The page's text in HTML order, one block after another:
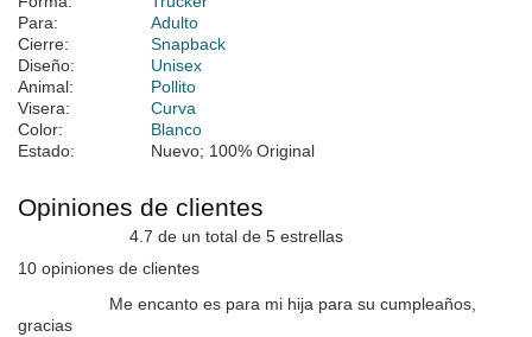
Para:
Adulto
Cierre:
Snapback
Diseño:
Unisex
Animal:
Pollito
Visera:
Curva
Color:
Blanco
Estado:
Nuevo; 100% Original
Opiniones de clientes
4.7 de un total de 5 estrellas
10 opiniones de clientes
Me encanto es para mi hija para su cumpleaños,
gracias